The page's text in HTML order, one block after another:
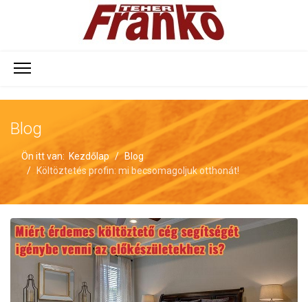
Blog
Ön itt van: Kezdőlap
Blog
Költöztetés profin: mi becsomagoljuk otthonát!